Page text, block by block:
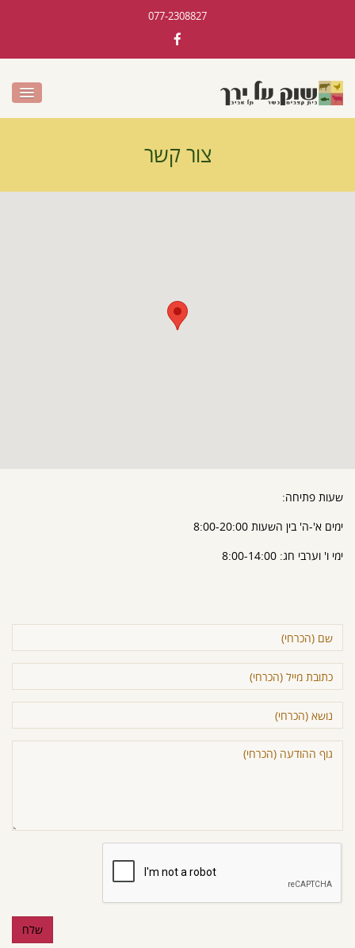
077-2308827
צור קשר
שעות פתיחה:
ימים א'-ה' בין השעות 8:00-20:00
ימי ו' וערבי חג: 8:00-14:00
(הכרחי)
כתובת
מייל
(הכרחי)